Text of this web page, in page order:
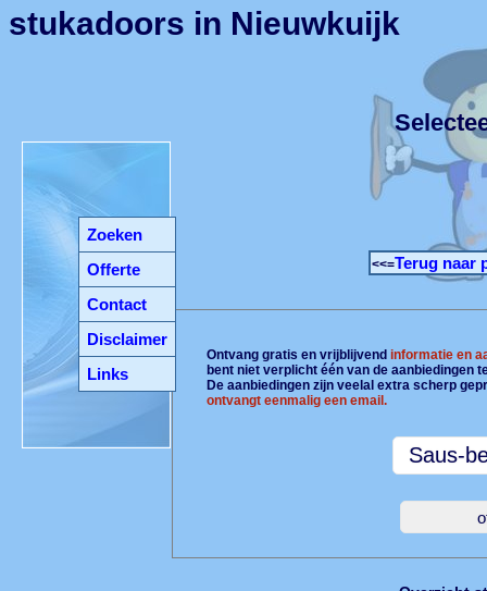
Zoeken
Offerte
Contact
Disclaimer
Links
stukadoors in Nieuwkuijk
<<=Terug naar
Ontvang gratis en vrijblijvendinformatie en
bent niet verplicht één van de aanbiedingen
De aanbiedingen zijn veelal extra scherp
ontvangt eenmalig een email.